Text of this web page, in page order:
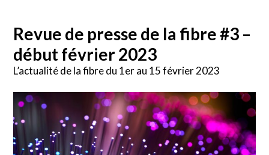
Revue de presse de la fibre #3 –
début février 2023
L’actualité de la fibre du 1er au 15 février 2023